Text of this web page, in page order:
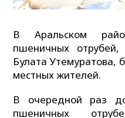
В Аральском
пшеничных
Булата Утемуратова,
местных жителей.
В очередной раз
пшеничных